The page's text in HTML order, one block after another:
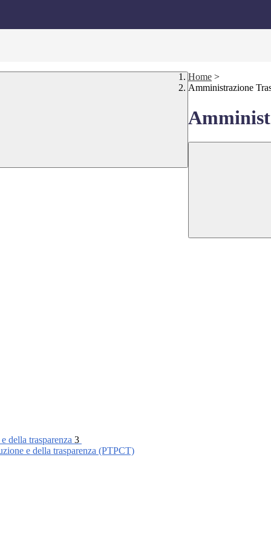
Home >
Amministrazione
della trasparenza 3
e della trasparenza (PTPCT)